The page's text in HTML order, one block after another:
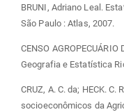
BRUNI, Adriano Leal.
São Paulo : Atlas, 2007.
CENSO
Geografia e Estatística
CRUZ, A. C. da; HECK. C.
socioeconômicos da